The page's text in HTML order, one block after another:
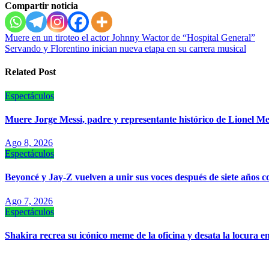
Compartir noticia
Navegación
de
entradas
Muere en un tiroteo el actor Johnny Wactor de “Hospital General”
Servando y Florentino inician nueva etapa en su carrera musical
Related Post
Espectáculos
Muere Jorge Messi, padre y representante histórico de Lionel
Ago 8, 2026
Espectáculos
Beyoncé y Jay-Z vuelven a unir sus voces después de siete años
Ago 7, 2026
Espectáculos
Shakira recrea su icónico meme de la oficina y desata la locura